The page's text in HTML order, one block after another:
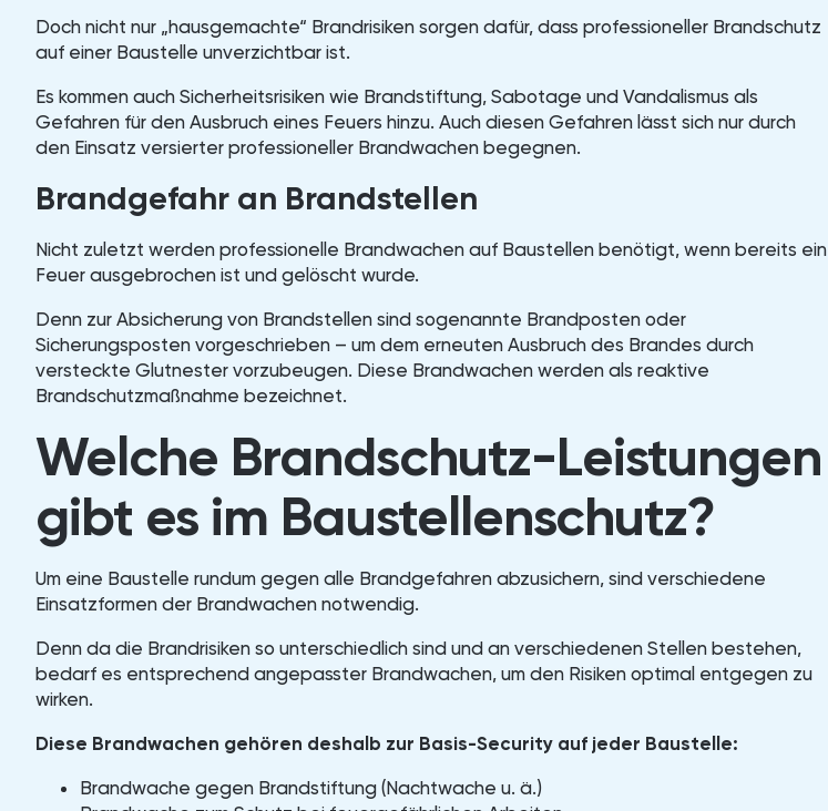
Doch nicht nur „hausgemachte“ Brandrisiken sorgen dafür, dass professioneller Brandschutz
auf einer Baustelle unverzichtbar ist.
Es kommen auch Sicherheitsrisiken wie Brandstiftung, Sabotage und Vandalismus als
Gefahren für den Ausbruch eines Feuers hinzu. Auch diesen Gefahren lässt sich nur durch
den Einsatz versierter professioneller Brandwachen begegnen.
Brandgefahr an Brandstellen
Nicht zuletzt werden professionelle Brandwachen auf Baustellen benötigt, wenn bereits ein
Feuer ausgebrochen ist und gelöscht wurde.
Denn zur Absicherung von Brandstellen sind sogenannte Brandposten oder
Sicherungsposten vorgeschrieben – um dem erneuten Ausbruch des Brandes durch
versteckte Glutnester vorzubeugen. Diese Brandwachen werden als reaktive
Brandschutzmaßnahme bezeichnet.
Welche Brandschutz-Leistungen
gibt es im Baustellenschutz?
Um eine Baustelle rundum gegen alle Brandgefahren abzusichern, sind verschiedene
Einsatzformen der Brandwachen notwendig.
Denn da die Brandrisiken so unterschiedlich sind und an verschiedenen Stellen bestehen,
bedarf es entsprechend angepasster Brandwachen, um den Risiken optimal entgegen zu
wirken.
Diese Brandwachen gehören deshalb zur Basis-Security auf jeder Baustelle:
Brandwache gegen Brandstiftung (Nachtwache u. ä.)